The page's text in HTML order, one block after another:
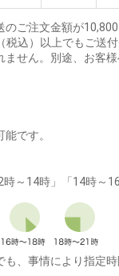
のご注文金額が
税込）以上でもご送
せん。別途、お客
です。
時～14時」「14時～
、事情により指定